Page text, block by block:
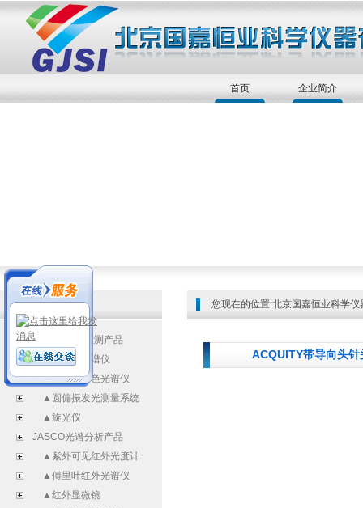
首页 企业简介
JASCO手性检测产品
▲圆二色光谱仪
▲振动圆二色光谱仪
▲圆偏振发光测量系统
▲旋光仪
JASCO光谱分析产品
▲紫外可见红外光度计
▲傅里叶红外光谱仪
▲红外显微镜
您现在的位置:北京国嘉恒业科学仪
ACQUITY带导向头